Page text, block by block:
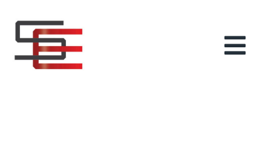
Inhalt
springen